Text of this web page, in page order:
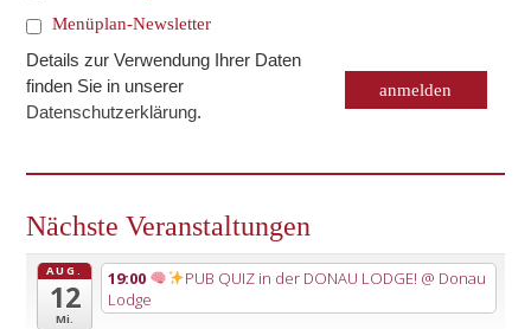
Menüplan-Newsletter
Details zur Verwendung Ihrer Daten
finden Sie in unserer
Datenschutzerklärung.
Nächste Veranstaltungen
AUG.
12
Mi.
19:00 PUB QUIZ in der DONAU LODGE! @ Donau
Lodge